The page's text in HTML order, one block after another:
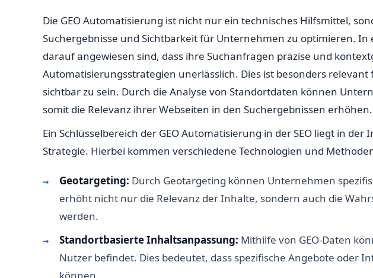
Die GEO Automatisierung ist nicht nur ein technisches Hilfsmittel,
Suchergebnisse und Sichtbarkeit für Unternehmen zu optimieren.
darauf angewiesen sind, dass ihre Suchanfragen präzise und
Automatisierungsstrategien unerlässlich. Dies ist besonders
sichtbar zu sein. Durch die Analyse von Standortdaten können
somit die Relevanz ihrer Webseiten in den Suchergebnissen erhöhen.
Ein Schlüsselbereich der GEO Automatisierung in der SEO liegt in
Strategie. Hierbei kommen verschiedene Technologien und
Geotargeting: Durch Geotargeting können Unternehmen
erhöht nicht nur die Relevanz der Inhalte, sondern auch die
werden.
Standortbasierte Inhaltsanpassung: Mithilfe von GEO-Daten
Nutzer befindet. Dies bedeutet, dass spezifische Angebote oder